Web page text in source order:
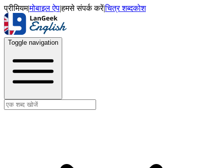
प्रीमियम|मोबाइल ऐप|हमसे संपर्क करें|चित्र शब्दकोश
Toggle navigation